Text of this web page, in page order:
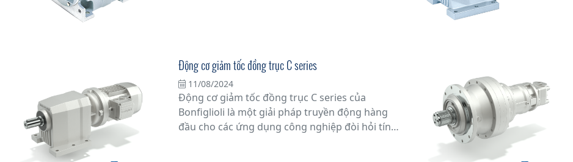
truyền động
Động cơ giảm tốc đồng trục C series
11/08/2024
Động cơ giảm tốc đồng trục C series của
Bonfiglioli là một giải pháp truyền động hàng
đầu cho các ứng dụng công nghiệp đòi hỏi tính